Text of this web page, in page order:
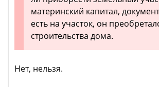
материнский капитал,
есть на участок, он
строительства дома.
Нет, нельзя.